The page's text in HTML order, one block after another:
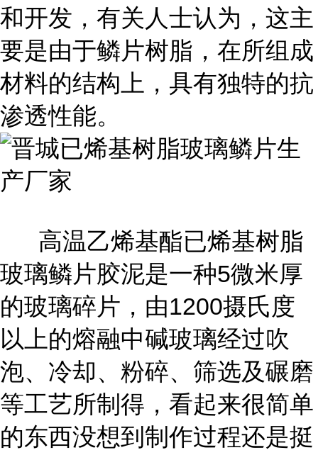
和开发，有关人士认为，这主
要是由于鳞片树脂，在所组成
材料的结构上，具有独特的抗
渗透性能。
高温乙烯基酯已烯基树脂
玻璃鳞片胶泥是一种5微米厚
的玻璃碎片，由1200摄氏度
以上的熔融中碱玻璃经过吹
泡、冷却、粉碎、筛选及碾磨
等工艺所制得，看起来很简单
的东西没想到制作过程还是挺